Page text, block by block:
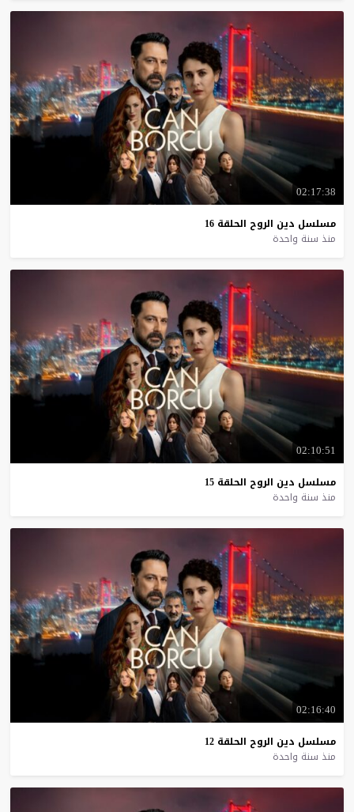
02:17:38
مسلسل دين الروح الحلقة 16
منذ سنة واحدة
02:10:51
مسلسل دين الروح الحلقة 15
منذ سنة واحدة
02:16:40
مسلسل دين الروح الحلقة 12
منذ سنة واحدة